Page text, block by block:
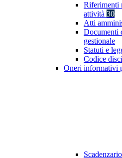
Riferimenti
attività 30
Atti
Documenti
gestionale
Statuti e
Codice
Oneri informativi